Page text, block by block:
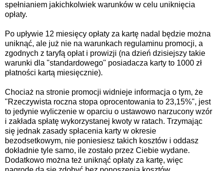
spełnianiem jakichkolwiek warunków w celu uniknięcia
opłaty.
Po upływie 12 miesięcy opłaty za kartę nadal będzie można
uniknąć, ale już nie na warunkach regulaminu promocji, a
zgodnych z taryfą opłat i prowizji (na dzień dzisiejszy takie
warunki dla "standardowego" posiadacza karty to 1000 zł
płatności kartą miesięcznie).
Chociaż na stronie promocji widnieje informacja o tym, że
"Rzeczywista roczna stopa oprocentowania to 23,15%", jest
to jedynie wyliczenie w oparciu o ustawowo narzucony wzór
i zakłada spłatę wykorzystanej kwoty w ratach. Trzymając
się jednak zasady spłacenia karty w okresie
bezodsetkowym, nie poniesiesz takich kosztów i oddasz
dokładnie tyle samo, ile zostało przez Ciebie wydane.
Dodatkowo można też uniknąć opłaty za kartę, więc